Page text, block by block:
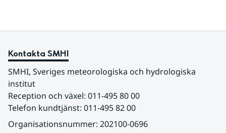
Kontakta SMHI
SMHI, Sveriges meteorologiska och hydrologiska
institut
Reception och växel: 011-495 80 00
Telefon kundtjänst: 011-495 82 00
Organisationsnummer: 202100-0696